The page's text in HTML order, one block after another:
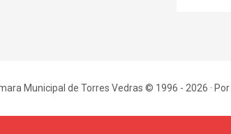
Municipal de Torres Vedras © 1996 - 2026 · Por